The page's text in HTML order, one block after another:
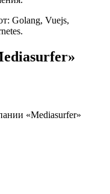
Golang, Vuejs,
«Mediasurfer»